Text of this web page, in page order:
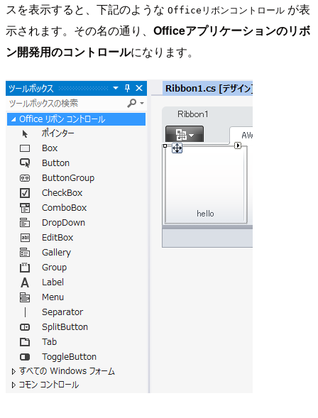
スを表示すると、下記のような Officeリボンコントロール が表
示されます。その名の通り、 Officeアプリケーションのリボ
ン開発用のコントロールになります。